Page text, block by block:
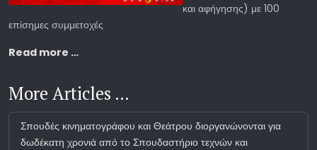
και αφήγησης) με 100
επίσημες συμμετοχές
Read more …
More Articles …
Σπουδές κινηματογράφου και Θεάτρου διοργανώνονται για
δωδέκατη χρονιά από το Σπουδαστήριο τεχνών και